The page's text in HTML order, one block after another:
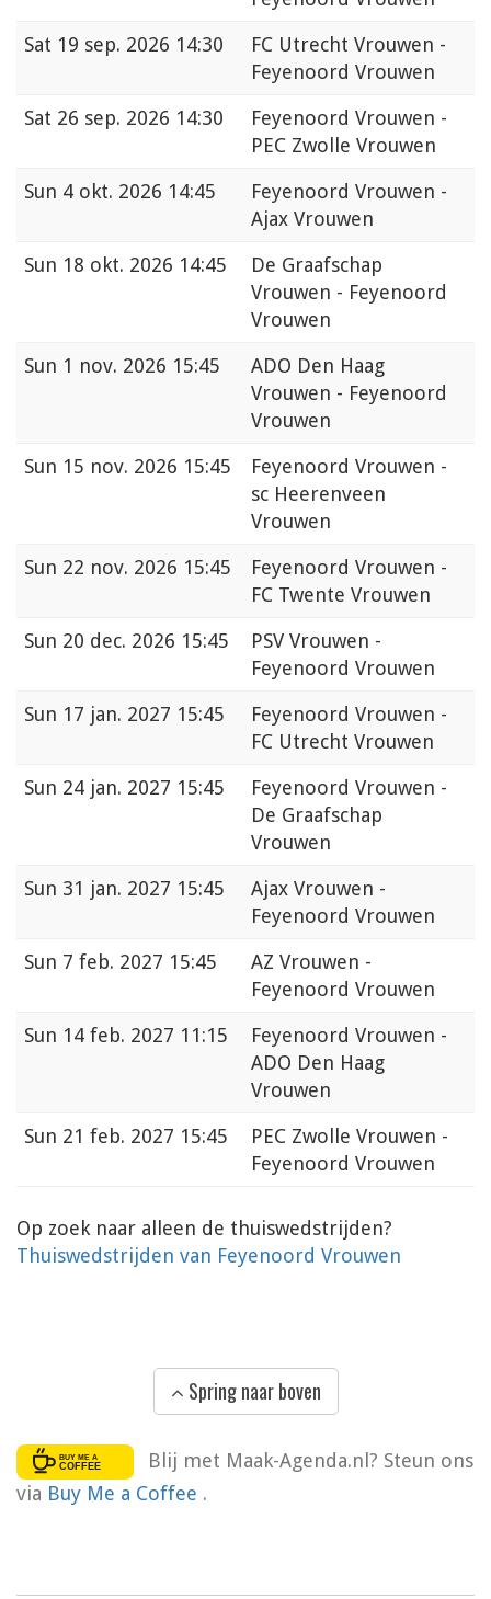
Sat 19 sep. 2026 14:30
FC Utrecht Vrouwen -
Feyenoord Vrouwen
Sat 26 sep. 2026 14:30
Feyenoord Vrouwen -
PEC Zwolle Vrouwen
Sun 4 okt. 2026 14:45
Feyenoord Vrouwen -
Ajax Vrouwen
Sun 18 okt. 2026 14:45
De Graafschap
Vrouwen - Feyenoord
Vrouwen
Sun 1 nov. 2026 15:45
ADO Den Haag
Vrouwen - Feyenoord
Vrouwen
Sun 15 nov. 2026 15:45
Feyenoord Vrouwen -
sc Heerenveen
Vrouwen
Sun 22 nov. 2026 15:45
Feyenoord Vrouwen -
FC Twente Vrouwen
Sun 20 dec. 2026 15:45
PSV Vrouwen -
Feyenoord Vrouwen
Sun 17 jan. 2027 15:45
Feyenoord Vrouwen -
FC Utrecht Vrouwen
Sun 24 jan. 2027 15:45
Feyenoord Vrouwen -
De Graafschap
Vrouwen
Sun 31 jan. 2027 15:45
Ajax Vrouwen -
Feyenoord Vrouwen
Sun 7 feb. 2027 15:45
AZ Vrouwen -
Feyenoord Vrouwen
Sun 14 feb. 2027 11:15
Feyenoord Vrouwen -
ADO Den Haag
Vrouwen
Sun 21 feb. 2027 15:45
PEC Zwolle Vrouwen -
Feyenoord Vrouwen
Op zoek naar alleen de thuiswedstrijden?
Thuiswedstrijden van Feyenoord Vrouwen
Spring naar boven
Blij met Maak-Agenda.nl? Steun ons
via Buy Me a Coffee .